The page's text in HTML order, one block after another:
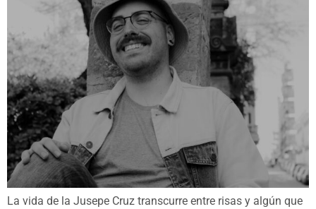
La vida de la Jusepe Cruz transcurre entre risas y algún que